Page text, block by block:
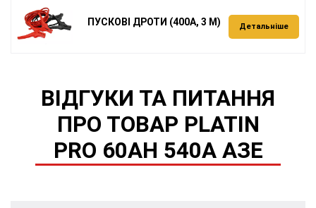
ПУСКОВІ ДРОТИ (400А, 3 М) Детальніше
ВІДГУКИ ТА ПИТАННЯ
ПРО ТОВАР PLATIN
PRO 60AH 540A АЗЕ